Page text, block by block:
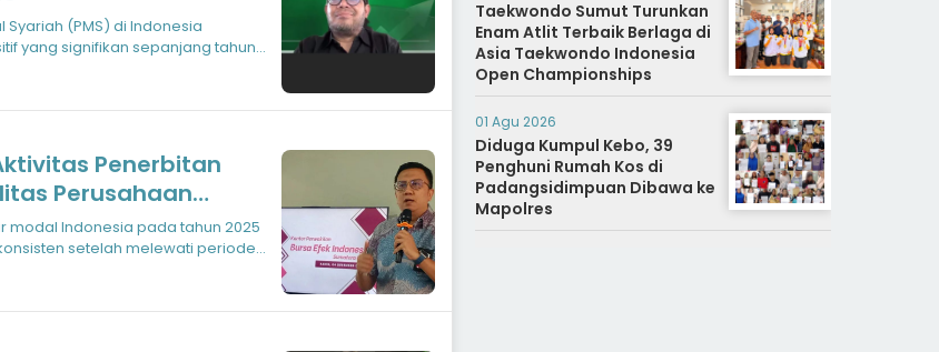
yang signifikan sepanjang tahun
Penerbitan
Perusahaan
setelah melewati periode
Taekwondo Sumut Turunkan
Enam Atlit Terbaik Berlaga di
Asia Taekwondo Indonesia
Open Championships
01 Agu 2026
Diduga Kumpul Kebo, 39
Penghuni Rumah Kos di
Padangsidimpuan Dibawa ke
Mapolres